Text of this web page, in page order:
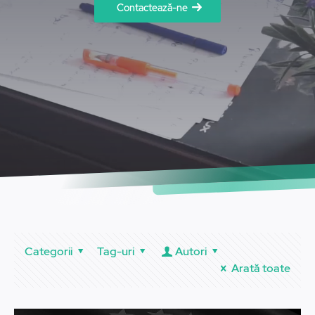
Contactează-ne
Categorii Tag-uri
Autori
Arată toate